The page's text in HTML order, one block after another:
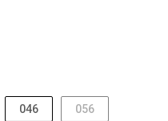
046 056